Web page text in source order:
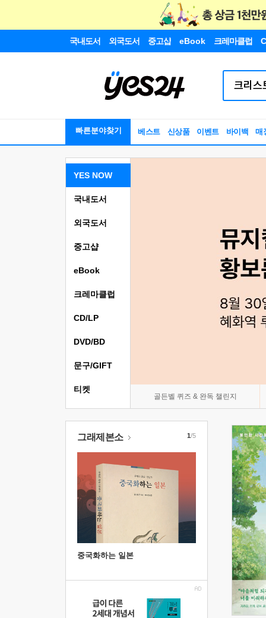
국내도서 외국도서 중고샵 eBook 크레마클럽
빠른분야찾기 베스트 신상품 이벤트 바이백 매
YES NOW
골든벨 퀴즈 & 완독 챌린지
국내도서
외국도서
중고샵
eBook
크레마클럽
CD/LP
DVD/BD
문구/GIFT
티켓
그래제본소
중국화하는 일본
1/5